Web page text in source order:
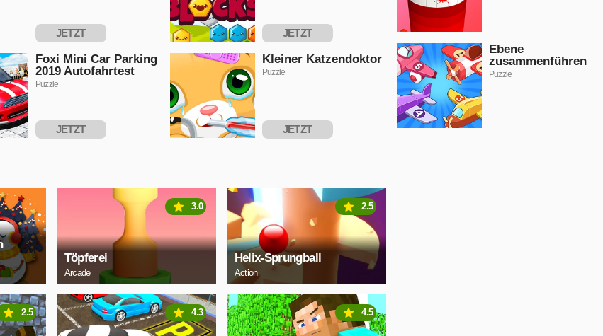
JETZT
JETZT
Foxi Mini Car Parking
2019 Autofahrtest
Puzzle
JETZT
Kleiner Katzendoktor
Puzzle
JETZT
Töpferei
Arcade
3.0
Helix-Sprungball
Action
2.5
2.5 4.3 4.5
Ebene
zusammenführen
Puzzle